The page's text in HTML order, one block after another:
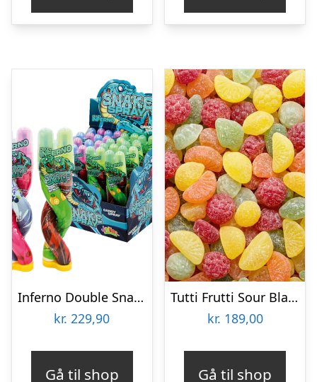
Inferno Double Snake Spray Økonomipakke – 16 x 56 g
kr. 229,90
Gå til shop
Tutti Frutti Sour Bland-selv slik i kasser 2 kg
kr. 189,00
Gå til shop